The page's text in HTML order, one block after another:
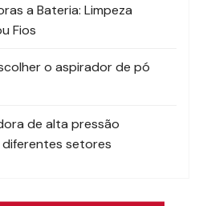
a Bateria: Limpeza
Fios
o aspirador de pó
de alta pressão
setores